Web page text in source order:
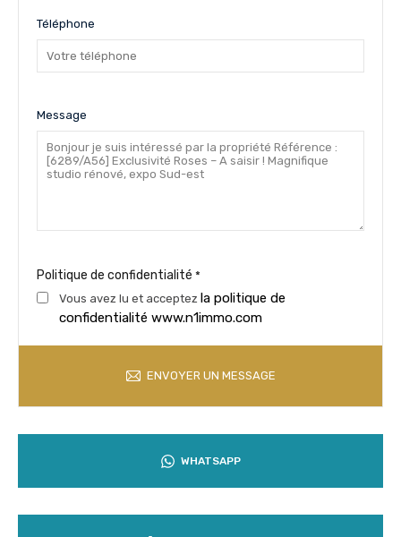
Téléphone
Message
Politique de confidentialité *
Vous avez lu et acceptez la politique de
confidentialité www.n1immo.com
ENVOYER UN MESSAGE
WHATSAPP